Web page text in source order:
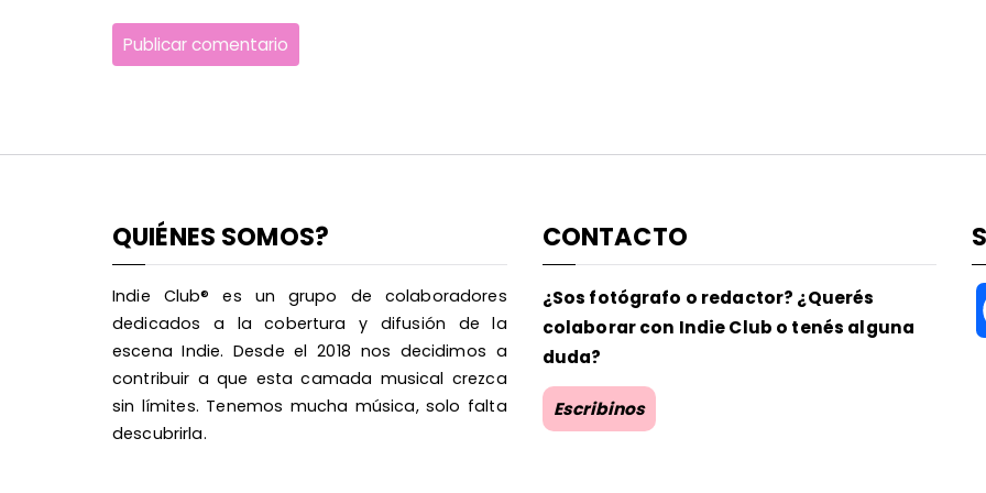
QUIÉNES SOMOS?
Indie Club® es un grupo de colaboradores
dedicados a la cobertura y difusión de la
escena Indie. Desde el 2018 nos decidimos a
contribuir a que esta camada musical crezca
sin límites. Tenemos mucha música, solo falta
descubrirla.
CONTACTO
¿Sos fotógrafo o redactor? ¿Querés
colaborar con Indie Club o tenés alguna
duda?
Escribinos